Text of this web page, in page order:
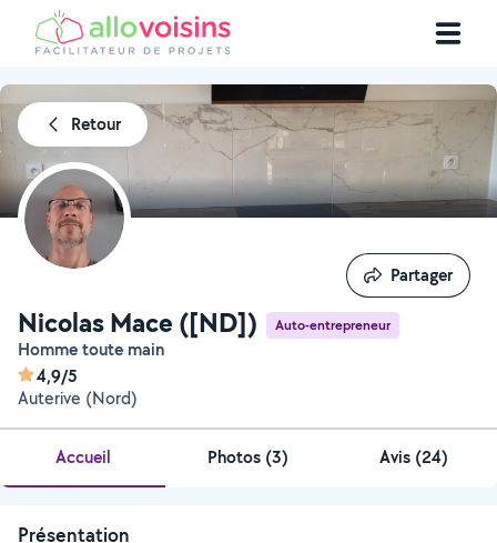
Retour
Nicolas Mace ([ND]) Auto-entrepreneur
Homme toute main
4,9/5
Auterive (Nord)
Partager
Partager
Accueil Photos (3) Avis (24)
Présentation